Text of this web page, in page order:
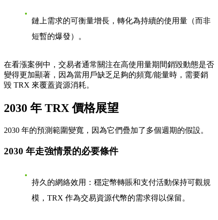
鏈上需求的可衡量增長，轉化為持續的使用量（而非
短暫的爆發）。
在看漲案例中，交易者通常關注在高使用量期間銷毀動態是否
變得更加顯著，因為當用戶缺乏足夠的頻寬/能量時，需要銷
毀 TRX 來覆蓋資源消耗。
2030 年 TRX 價格展望
2030 年的預測範圍變寬，因為它們疊加了多個週期的假設。
2030 年走強情景的必要條件
持久的網絡效用 ：穩定幣轉賬和支付活動保持可觀規
模，TRX 作為交易資源代幣的需求得以保留。